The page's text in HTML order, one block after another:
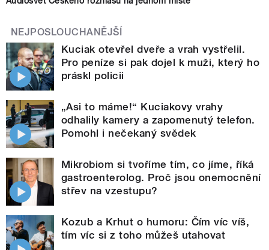
NEJPOSLOUCHANĚJŠÍ
Kuciak otevřel dveře a vrah vystřelil.
Pro peníze si pak dojel k muži, který ho
práskl policii
„Asi to máme!“ Kuciakovy vrahy
odhalily kamery a zapomenutý telefon.
Pomohl i nečekaný svědek
Mikrobiom si tvoříme tím, co jíme, říká
gastroenterolog. Proč jsou onemocnění
střev na vzestupu?
Kozub a Krhut o humoru: Čím víc víš,
tím víc si z toho můžeš utahovat